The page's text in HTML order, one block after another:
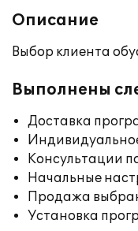
Описание
Выбор клиента
Выполнены
Доставка
Консультации
Начальные
Продажа
Установка